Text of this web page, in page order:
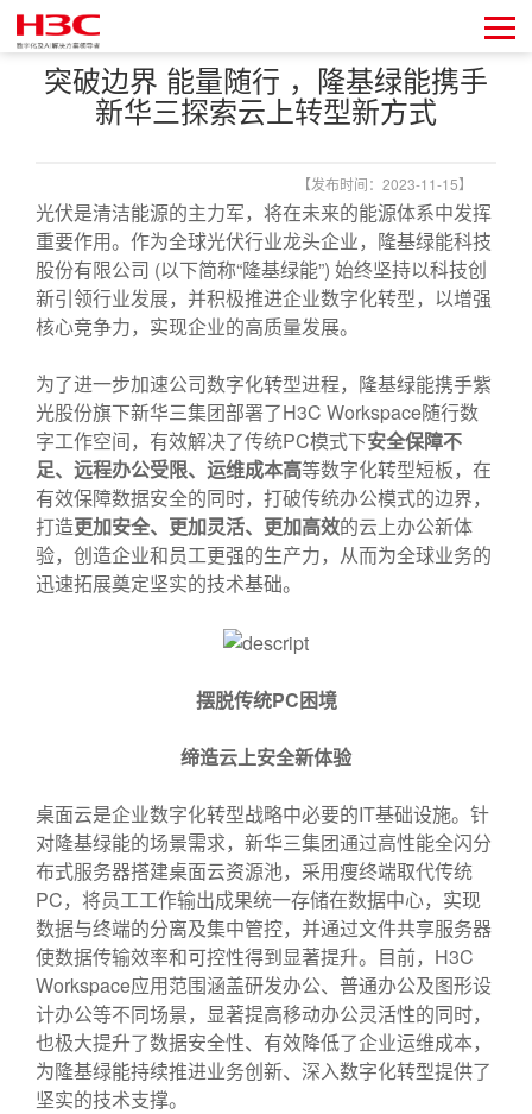
突破边界 能量随行 ，隆基绿能携手
新华三探索云上转型新方式
【发布时间：2023-11-15】
光伏是清洁能源的主力军，将在未来的能源体系中发挥
重要作用。作为全球光伏行业龙头企业，隆基绿能科技
股份有限公司 (以下简称“隆基绿能”) 始终坚持以科技创
新引领行业发展，并积极推进企业数字化转型，以增强
核心竞争力，实现企业的高质量发展。
为了进一步加速公司数字化转型进程，隆基绿能携手紫
光股份旗下新华三集团部署了H3C Workspace随行数
字工作空间，有效解决了传统PC模式下安全保障不
足、远程办公受限、运维成本高等数字化转型短板，在
有效保障数据安全的同时，打破传统办公模式的边界，
打造更加安全、更加灵活、更加高效的云上办公新体
验，创造企业和员工更强的生产力，从而为全球业务的
迅速拓展奠定坚实的技术基础。
摆脱传统PC困境
缔造云上安全新体验
桌面云是企业数字化转型战略中必要的IT基础设施。针
对隆基绿能的场景需求，新华三集团通过高性能全闪分
布式服务器搭建桌面云资源池，采用瘦终端取代传统
PC，将员工工作输出成果统一存储在数据中心，实现
数据与终端的分离及集中管控，并通过文件共享服务器
使数据传输效率和可控性得到显著提升。目前，H3C
Workspace应用范围涵盖研发办公、普通办公及图形设
计办公等不同场景，显著提高移动办公灵活性的同时，
也极大提升了数据安全性、有效降低了企业运维成本，
为隆基绿能持续推进业务创新、深入数字化转型提供了
坚实的技术支撑。